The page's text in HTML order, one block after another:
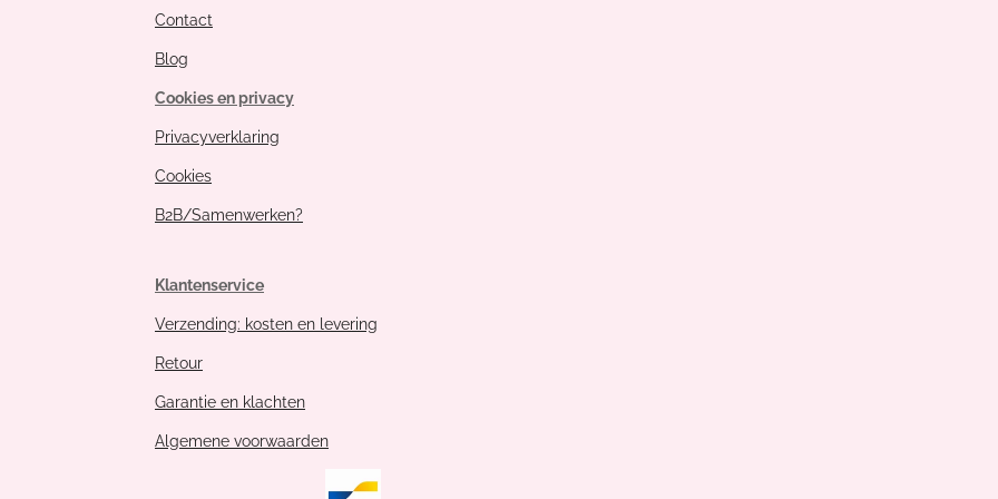
Contact
Blog
Cookies en privacy
Privacyverklaring
Cookies
B2B/Samenwerken?
Klantenservice
Verzending: kosten en levering
Retour
Garantie en klachten
Algemene voorwaarden